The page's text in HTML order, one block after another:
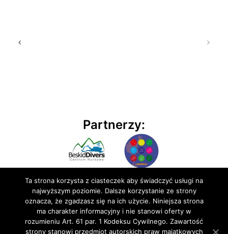
Partnerzy:
© 2020 BluEmu sp. z o.o. Wszelkie prawa zastrzeżone
Ta strona korzysta z ciasteczek aby świadczyć usługi na
najwyższym poziomie. Dalsze korzystanie ze strony
oznacza, że zgadzasz się na ich użycie. Niniejsza strona
ma charakter informacyjny i nie stanowi oferty w
rozumieniu Art. 61 par. 1 Kodeksu Cywilnego. Zawartość
strony stanowi przedmiot autorskich praw majątkowych